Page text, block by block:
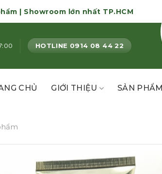
| Showroom lớn nhất TP.HCM
HOTLINE 0914 08 44 22
CHỦ GIỚI THIỆU SẢN